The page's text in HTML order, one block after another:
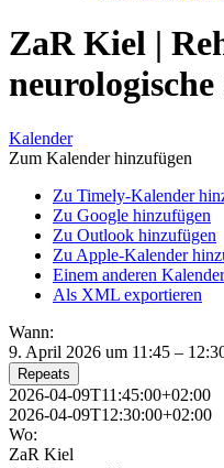
ZaR Kiel |
Kalender
Zum Kalender hinzufügen
Zu Timely-Kalender
Zu Google hinzufügen
Zu Outlook hinzufügen
Zu Apple-Kalender
Einem anderen
Als XML exportieren
Wann:
9. April 2026 um 11:45 –
Repeats
2026-04-09T11:45:00+02:00
2026-04-09T12:30:00+02:00
Wo:
ZaR Kiel